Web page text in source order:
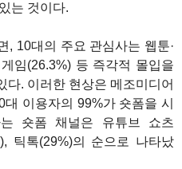
는 것이다.
, 10대의 주요 관심사는 웹툰·
임(26.3%) 등 즉각적 몰입을
다. 이러한 현상은 메조미디어
이용자의 99%가 숏폼을 시
숏폼 채널은 유튜브 쇼츠
틱톡(29%)의 순으로 나타났